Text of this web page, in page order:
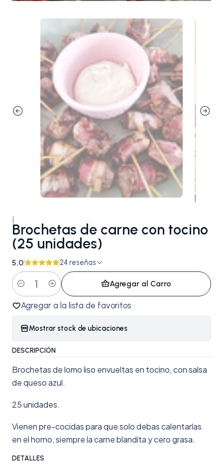
Brochetas de carne con tocino
(25 unidades)
5.0 24 reseñas
Cantidad
Agregar al Carro
Agregar a la lista de favoritos
Mostrar stock de ubicaciones
DESCRIPCIÓN
Brochetas de lomo liso envueltas en tocino, con salsa
de queso azul.
25 unidades.
Vienen pre-cocidas para que solo debas calentarlas
en el horno, siempre la carne blandita y cero grasa.
DETALLES